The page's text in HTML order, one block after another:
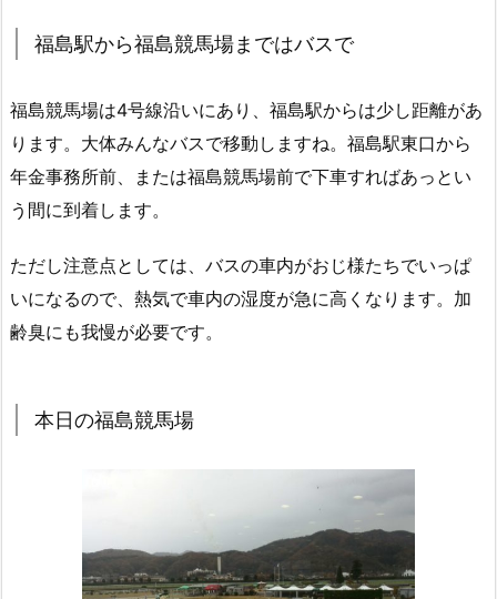
福島駅から福島競馬場まではバスで
福島競馬場は4号線沿いにあり、福島駅からは少し距離があ
ります。大体みんなバスで移動しますね。福島駅東口から
年金事務所前、または福島競馬場前で下車すればあっとい
う間に到着します。
ただし注意点としては、バスの車内がおじ様たちでいっぱ
いになるので、熱気で車内の湿度が急に高くなります。加
齢臭にも我慢が必要です。
本日の福島競馬場